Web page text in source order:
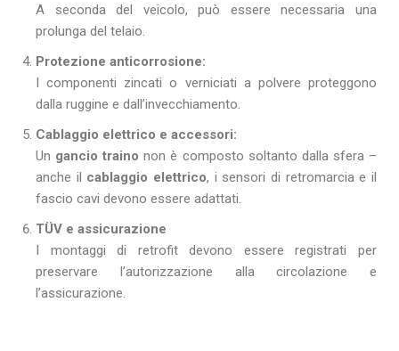
A seconda del veicolo, può essere necessaria una
prolunga del telaio.
Protezione anticorrosione:
I componenti zincati o verniciati a polvere proteggono
dalla ruggine e dall’invecchiamento.
Cablaggio elettrico e accessori:
Un gancio traino non è composto soltanto dalla sfera –
anche il cablaggio elettrico, i sensori di retromarcia e il
fascio cavi devono essere adattati.
TÜV e assicurazione
I montaggi di retrofit devono essere registrati per
preservare l’autorizzazione alla circolazione e
l’assicurazione.